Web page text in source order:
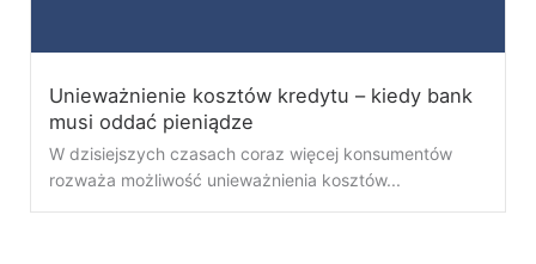
Unieważnienie kosztów kredytu – kiedy bank
musi oddać pieniądze
W dzisiejszych czasach coraz więcej konsumentów
rozważa możliwość unieważnienia kosztów...